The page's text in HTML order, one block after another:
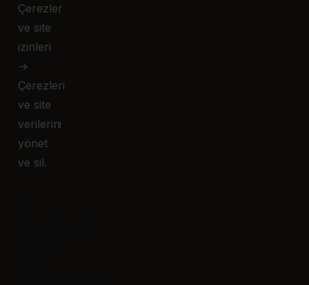
Çerezler
ve site
izinleri
→
Çerezleri
ve site
verilerini
yönet
ve sil.